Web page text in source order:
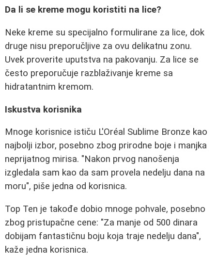
Da li se kreme mogu koristiti na lice?
Neke kreme su specijalno formulirane za lice, dok
druge nisu preporučljive za ovu delikatnu zonu.
Uvek proverite uputstva na pakovanju. Za lice se
često preporučuje razblaživanje kreme sa
hidratantnim kremom.
Iskustva korisnika
Mnoge korisnice ističu L'Oréal Sublime Bronze kao
najbolji izbor, posebno zbog prirodne boje i manjka
neprijatnog mirisa. "Nakon prvog nanošenja
izgledala sam kao da sam provela nedelju dana na
moru", piše jedna od korisnica.
Top Ten je takođe dobio mnoge pohvale, posebno
zbog pristupačne cene: "Za manje od 500 dinara
dobijam fantastičnu boju koja traje nedelju dana",
kaže jedna korisnica.